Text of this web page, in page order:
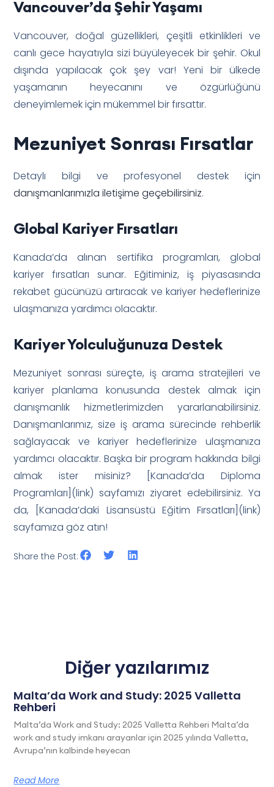
Vancouver’da Şehir Yaşamı
Vancouver, doğal güzellikleri, çeşitli etkinlikleri ve
canlı gece hayatıyla sizi büyüleyecek bir şehir. Okul
dışında yapılacak çok şey var! Yeni bir ülkede
yaşamanın heyecanını ve özgürlüğünü
deneyimlemek için mükemmel bir fırsattır.
Mezuniyet Sonrası Fırsatlar
Detaylı bilgi ve profesyonel destek için
danışmanlarımızla iletişime geçebilirsiniz.
Global Kariyer Fırsatları
Kanada’da alınan sertifika programları, global
kariyer fırsatları sunar. Eğitiminiz, iş piyasasında
rekabet gücünüzü artıracak ve kariyer hedeflerinize
ulaşmanıza yardımcı olacaktır.
Kariyer Yolculuğunuza Destek
Mezuniyet sonrası süreçte, iş arama stratejileri ve
kariyer planlama konusunda destek almak için
danışmanlık hizmetlerimizden yararlanabilirsiniz.
Danışmanlarımız, size iş arama sürecinde rehberlik
sağlayacak ve kariyer hedeflerinize ulaşmanıza
yardımcı olacaktır. Başka bir program hakkında bilgi
almak ister misiniz? [Kanada’da Diploma
Programları](link) sayfamızı ziyaret edebilirsiniz. Ya
da, [Kanada’daki Lisansüstü Eğitim Fırsatları](link)
sayfamıza göz atın!
Share the Post:
Diğer yazılarımız
Malta’da Work and Study: 2025 Valletta
Rehberi
Malta’da Work and Study: 2025 Valletta Rehberi Malta’da
work and study imkanı arayanlar için 2025 yılında Valletta,
Avrupa’nın kalbinde heyecan
Read More